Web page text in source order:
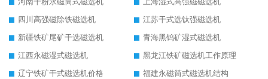
四川高强磁除铁磁选机
江苏干式选钛强磁选机
新疆铁矿尾矿干选磁选机
青海黑钨矿湿式磁选机
江西永磁湿式磁选机
黑龙江铁矿磁选机工作原理
辽宁铁矿干式磁选机价格
福建永磁筒式磁选机结构